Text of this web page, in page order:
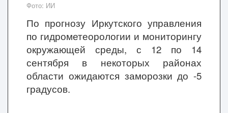
Фото: ИИ
По прогнозу Иркутского управления
по гидрометеорологии и мониторингу
окружающей среды, с 12 по 14
сентября в некоторых районах
области ожидаются заморозки до -5
градусов.